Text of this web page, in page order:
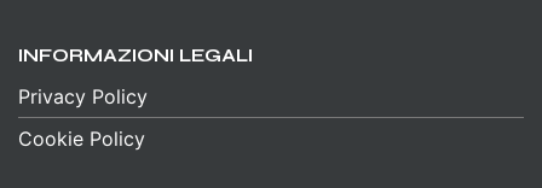
INFORMAZIONI LEGALI
Privacy Policy
Cookie Policy